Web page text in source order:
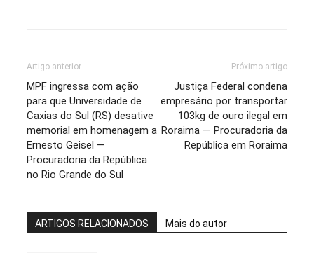
Artigo anterior
MPF ingressa com ação
para que Universidade de
Caxias do Sul (RS) desative
memorial em homenagem a
Ernesto Geisel —
Procuradoria da República
no Rio Grande do Sul
Próximo artigo
Justiça Federal condena
empresário por transportar
103kg de ouro ilegal em
Roraima — Procuradoria da
República em Roraima
ARTIGOS RELACIONADOS Mais do autor